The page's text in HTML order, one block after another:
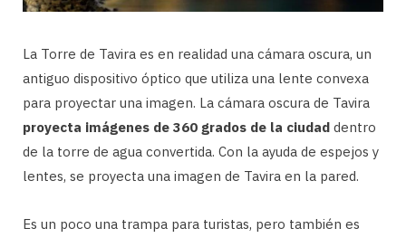
La Torre de Tavira es en realidad una cámara oscura, un
antiguo dispositivo óptico que utiliza una lente convexa
para proyectar una imagen. La cámara oscura de Tavira
proyecta imágenes de 360 ​​grados de la ciudad dentro
de la torre de agua convertida. Con la ayuda de espejos y
lentes, se proyecta una imagen de Tavira en la pared.
Es un poco una trampa para turistas, pero también es